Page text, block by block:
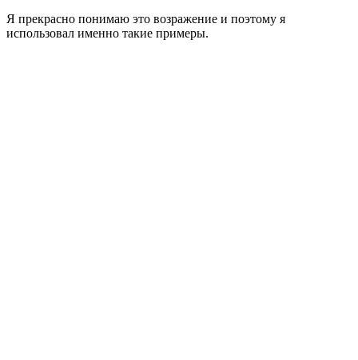
Я прекрасно понимаю это возражение и поэтому я
использовал именно такие примеры.